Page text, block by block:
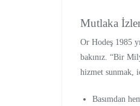
Mutlaka
Or Hodeş 1985
bakınız. “Bir
hizmet sunmak,
Basımdan